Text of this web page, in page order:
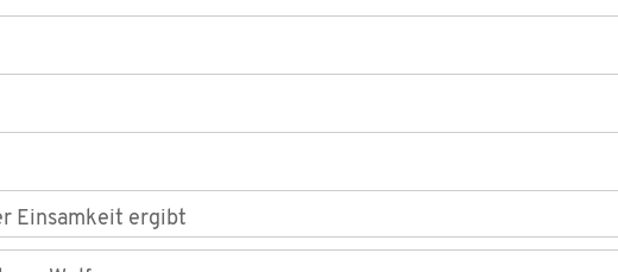
Einsamkeit ergibt